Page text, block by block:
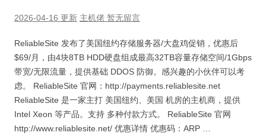
2026-04-16 更新 主机佬 暂无留言
ReliableSite 发布了美国纽约存储服务器/大盘鸡促销，优惠后
$69/月，由4块8TB HDD硬盘组成最高32TB容量存储空间/1Gbps
带宽/无限流量，提供基础 DDOS 防御。感兴趣的小伙伴可以考
虑。 ReliableSite 官网：http://payments.reliablesite.net
ReliableSite 是一家主打 美国纽约、美国 机房的主机商，提供
Intel Xeon 等产品。支持 多种付款方式。 ReliableSite 官网
http://www.reliablesite.net/ 优惠详情 优惠码：ARP …